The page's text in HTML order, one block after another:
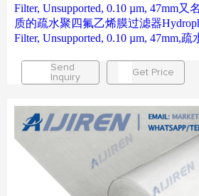
Filter, Unsupported, 0.10 µm, 47mm
质的疏水聚四氟乙烯膜过滤器
Filter, Unsupported, 0.10 µm, 47mm,
Send
Inquiry
Get Price